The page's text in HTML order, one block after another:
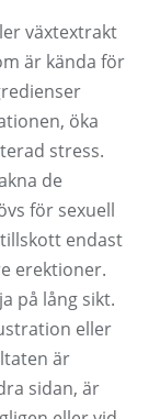
växtextrakt
är kända för
öka
stress.
de
för sexuell
endast
erektioner.
på lång sikt.
eller
är
sidan, är